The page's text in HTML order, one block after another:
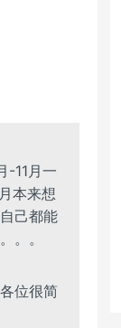
-11月一
本来想
己都能
。。
位很简